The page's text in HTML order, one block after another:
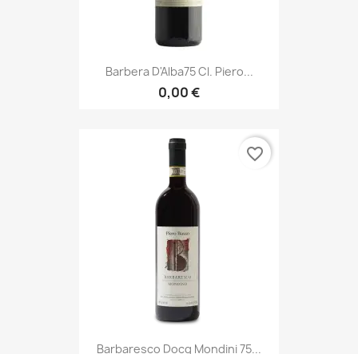
Barbera D'Alba75 Cl. Piero...
0,00 €
Barbaresco Docg Mondini 75...
favorite_border